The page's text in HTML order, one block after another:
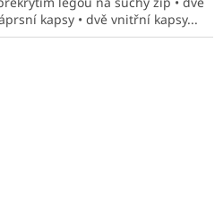
kapsy • dvě vnitřní kapsy...